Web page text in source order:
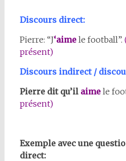
Discours direct:
Pierre: “J‘aimele football”.
présent)
Discours indirect /
Pierre dit qu’ilaime le
présent)
Exemple avec une
direct: